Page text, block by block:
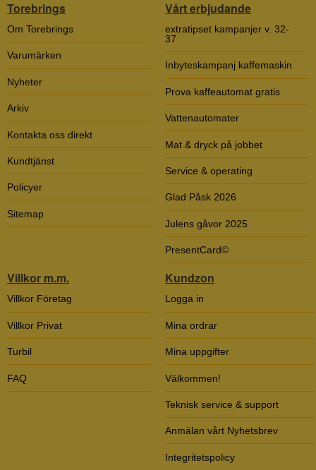
Torebrings
Om Torebrings
Varumärken
Nyheter
Arkiv
Kontakta oss direkt
Kundtjänst
Policyer
Sitemap
Vårt erbjudande
extratipset kampanjer v. 32-
37
Inbyteskampanj kaffemaskin
Prova kaffeautomat gratis
Vattenautomater
Mat & dryck på jobbet
Service & operating
Glad Påsk 2026
Julens gåvor 2025
PresentCard©
Villkor m.m.
Villkor Företag
Villkor Privat
Turbil
FAQ
Kundzon
Logga in
Mina ordrar
Mina uppgifter
Välkommen!
Teknisk service & support
Anmälan vårt Nyhetsbrev
Integritetspolicy